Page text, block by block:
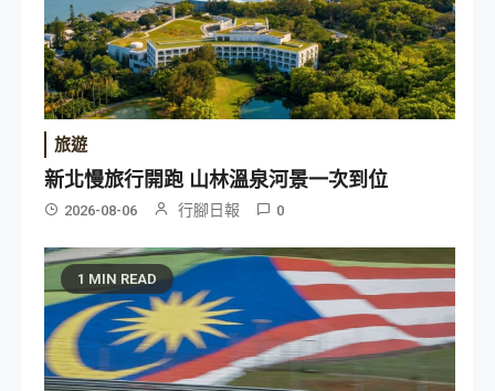
旅遊
新北慢旅行開跑 山林溫泉河景一次到位
2026-08-06 行腳日報 0
1 MIN READ